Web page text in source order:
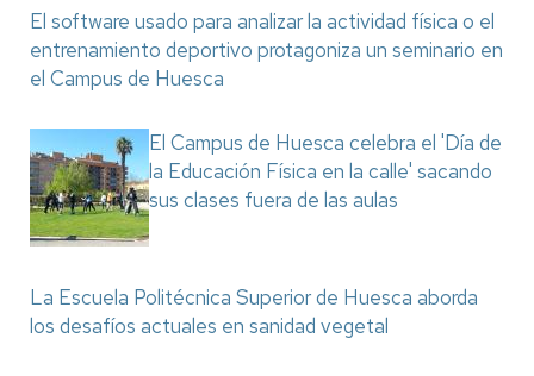
El software usado para analizar la actividad física o el
entrenamiento deportivo protagoniza un seminario en
el Campus de Huesca
El Campus de Huesca celebra el 'Día de
la Educación Física en la calle' sacando
sus clases fuera de las aulas
La Escuela Politécnica Superior de Huesca aborda
los desafíos actuales en sanidad vegetal